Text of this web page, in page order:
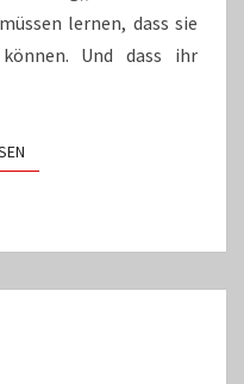
lernen, dass sie
Und dass ihr
WEITERLESEN